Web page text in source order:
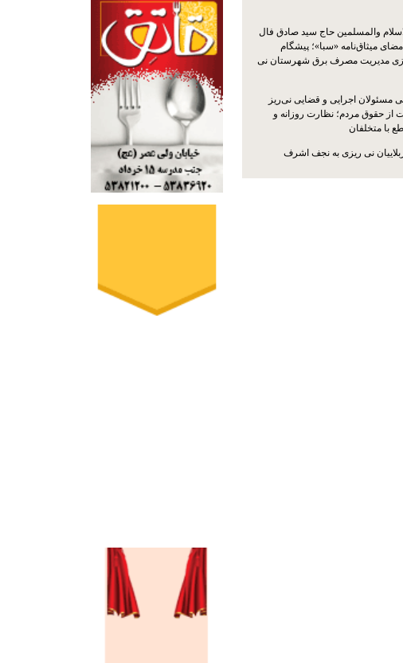
والمسلمین حاج سید صادق فال
میثاق‌نامه «سبا»؛ پیشگام
مدیریت مصرف برق شهرستان نی
مسئولان اجرایی و قضایی نی‌ریز
از حقوق مردم؛ نظارت روزانه و
با متخلفان
نی ریزی به نجف اشرف